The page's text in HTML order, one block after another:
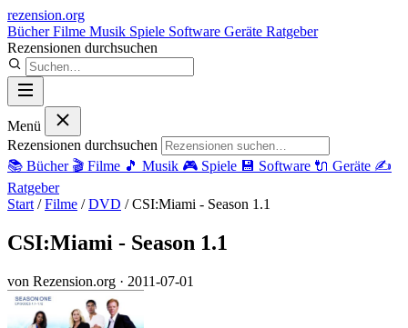
rezension.org
BücherFilme Musik Spiele Software Geräte Ratgeber
Rezensionen durchsuchen
Menü
Rezensionen durchsuchen
📚 Bücher 🎬 Filme 🎵 Musik 🎮 Spiele 💾 Software 🔌 Geräte ✍️
Ratgeber
Start / Filme / DVD / CSI:Miami - Season 1.1
CSI:Miami - Season 1.1
von Rezension.org · 2011-07-01